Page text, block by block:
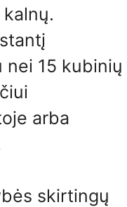
nei 15 kubinių
arba
skirtingų